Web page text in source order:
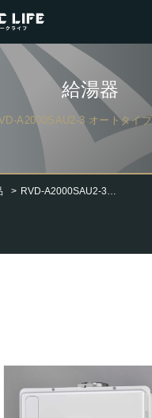
RVD-A2000SAU2-3 オートタイプ
給湯器
A2000SAU2-3 オートタイ